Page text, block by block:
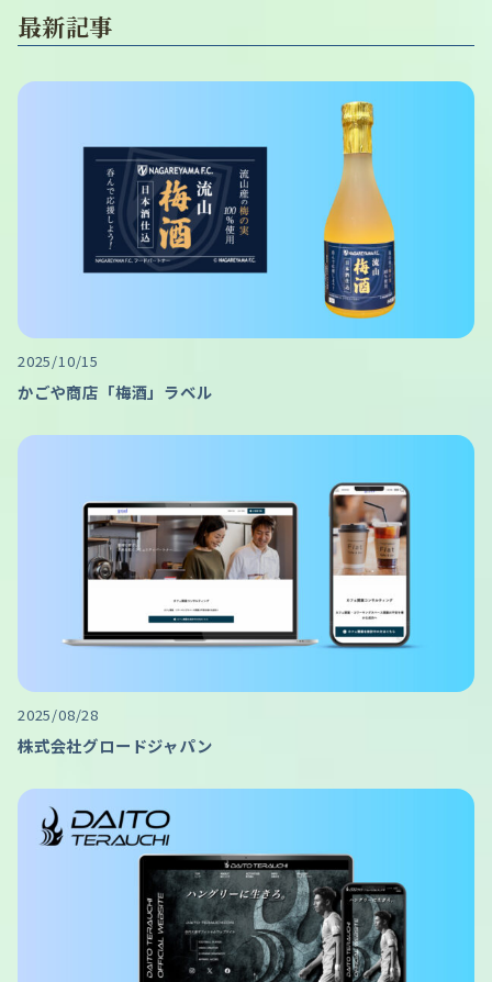
最新記事
2025/10/15
かごや商店「梅酒」ラベル
2025/08/28
株式会社グロードジャパン